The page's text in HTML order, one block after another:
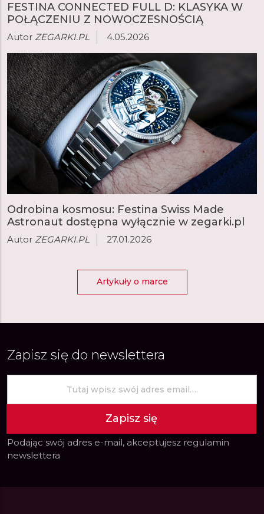
FESTINA CONNECTED FULL D: KLASYKA W
POŁĄCZENIU Z NOWOCZESNOŚCIĄ
Autor ZEGARKI.PL 4.05.2026
Odrobina kosmosu: Festina Swiss Made
Astronaut dostępna wyłącznie w zegarki.pl
Autor ZEGARKI.PL 27.01.2026
Artykuły o marce
Zapisz się do newslettera
Zapisz się
Podając swój adres e-mail, akceptujesz regulamin
newslettera